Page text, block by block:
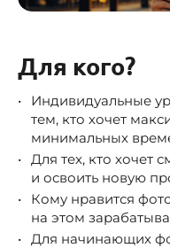
Для кого?
Индивидуальные
тем, кто хочет
минимальных
Для тех, кто хочет
и освоить новую
Кому нравится
на этом
Для начинающих